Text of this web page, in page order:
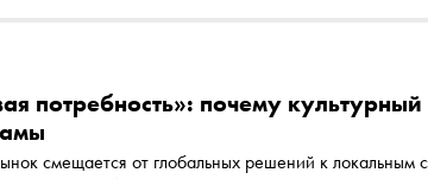
потребность»: почему
смещается от глобальных решений к локальным